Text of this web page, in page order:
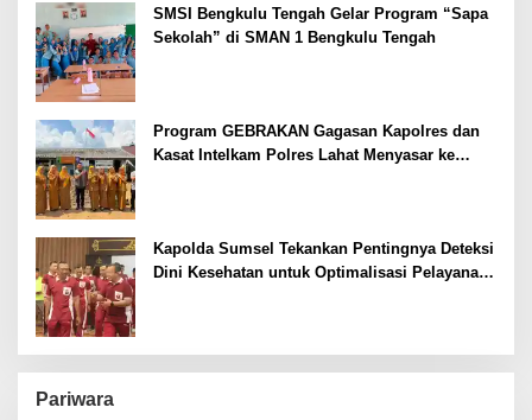
SMSI Bengkulu Tengah Gelar Program “Sapa
Sekolah” di SMAN 1 Bengkulu Tengah
Program GEBRAKAN Gagasan Kapolres dan
Kasat Intelkam Polres Lahat Menyasar ke
Kapolda Sumsel Tekankan Pentingnya Deteksi
Dini Kesehatan untuk Optimalisasi Pelayanan
Pariwara